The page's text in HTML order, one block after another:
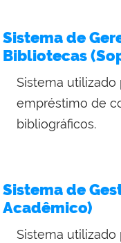
Sistema de
Bibliotecas
Sistema utilizado
empréstimo de
bibliográficos.
Sistema de
Acadêmico)
Sistema